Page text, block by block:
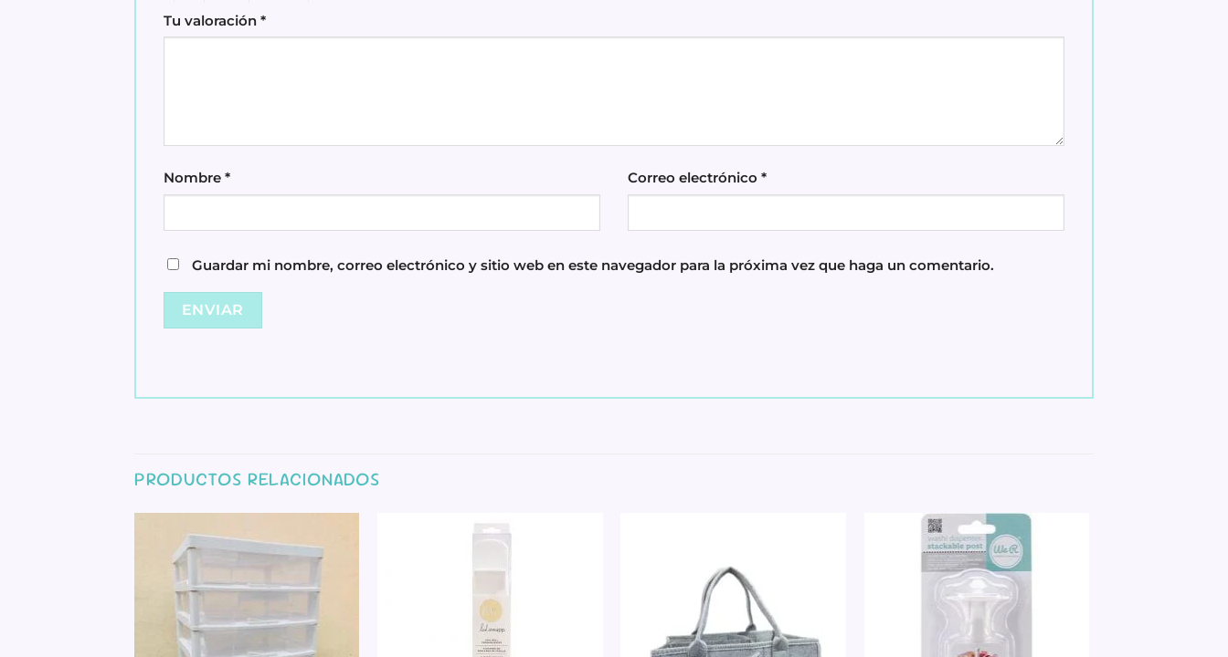
Tu valoración *
Nombre * Correo electrónico *
Guardar mi nombre, correo electrónico y sitio web en este navegador para la próxima vez que haga un comentario.
PRODUCTOS RELACIONADOS